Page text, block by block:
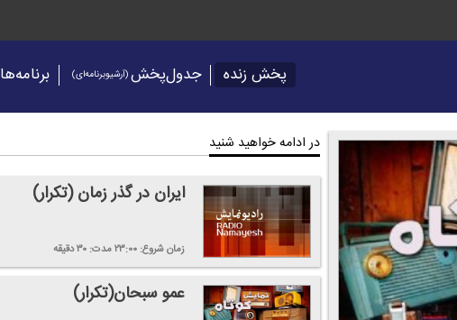
پخش زنده جدول‌پخش(آرشیو‌برنامه‌ای) برنامه‌ها
در ادامه خواهید شنید
ایران در گذر زمان (تكرار)
زمان شروع: ۲۳:۰۰مدت: ۳۰دقیقه
عمو سبحان(تكرار)